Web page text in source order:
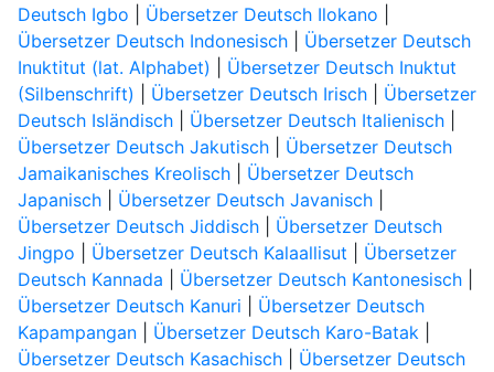
Deutsch Igbo
Übersetzer Deutsch Ilokano
Übersetzer Deutsch Indonesisch| Übersetzer Deutsch
Inuktitut (lat. Alphabet)
Übersetzer Deutsch Inuktut
(Silbenschrift)
Übersetzer Deutsch Irisch| Übersetzer
Deutsch Isländisch| Übersetzer Deutsch Italienisch|
Übersetzer Deutsch Jakutisch| Übersetzer Deutsch
Jamaikanisches Kreolisch| Übersetzer Deutsch
Japanisch| Übersetzer Deutsch Javanisch|
Übersetzer Deutsch Jiddisch| Übersetzer Deutsch
Jingpo
Übersetzer Deutsch Kalaallisut
Übersetzer
Deutsch Kannada
Übersetzer Deutsch Kantonesisch|
Übersetzer Deutsch Kanuri
Übersetzer Deutsch
Kapampangan| Übersetzer Deutsch Karo-Batak|
Übersetzer Deutsch Kasachisch| Übersetzer Deutsch